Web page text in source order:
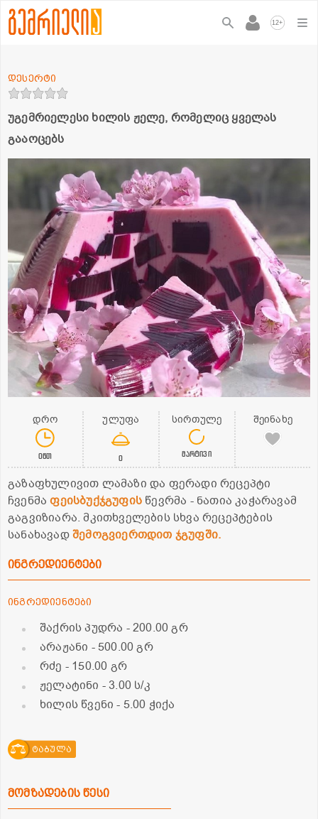
12+
უგემრიელესი ხილის ჟელე, რომელიც ყველას
გააოცებს
დესერტი
დრო
0წთ
ულუფა
0
სირთულე
მარტივი
შეინახე
გაზაფხულივით ლამაზი და ფერადი რეცეპტი
ჩვენმაფეისბუქჯგუფის წევრმა - ნათია კაჭარავამ
გაგვიზიარა. მკითხველების სხვა რეცეპტების
სანახავადშემოგვიერთდით ჯგუფში.
ინგრედიენტები
ინგრედიენტები
შაქრის პუდრა - 200.00 გრ
არაჟანი - 500.00 გრ
რძე - 150.00 გრ
ჟელატინი - 3.00 ს/კ
ხილის წვენი- 5.00 ჭიქა
ტაბულა
მომზადების წესი